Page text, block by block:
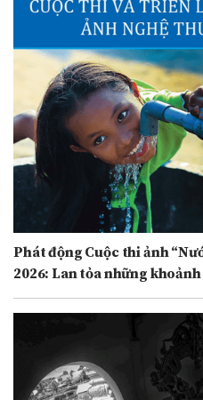
Phát động Cuộc thi ảnh
2026: Lan tỏa những